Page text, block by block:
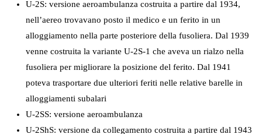
U-2S: versione aeroambulanza costruita a partire dal 1934,
nell’aereo trovavano posto il medico e un ferito in un
alloggiamento nella parte posteriore della fusoliera. Dal 1939
venne costruita la variante U-2S-1 che aveva un rialzo nella
fusoliera per migliorare la posizione del ferito. Dal 1941
poteva trasportare due ulteriori feriti nelle relative barelle in
alloggiamenti subalari
U-2SS: versione aeroambulanza
U-2ShS: versione da collegamento costruita a partire dal 1943